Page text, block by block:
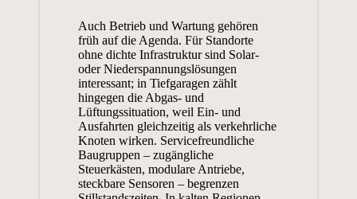
Auch Betrieb und Wartung gehören
früh auf die Agenda. Für Standorte
ohne dichte Infrastruktur sind Solar-
oder Niederspannungslösungen
interessant; in Tiefgaragen zählt
hingegen die Abgas- und
Lüftungssituation, weil Ein- und
Ausfahrten gleichzeitig als verkehrliche
Knoten wirken. Servicefreundliche
Baugruppen – zugängliche
Steuerkästen, modulare Antriebe,
steckbare Sensoren – begrenzen